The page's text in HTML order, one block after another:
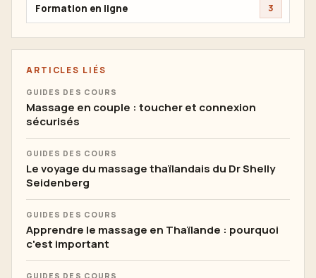
Formation en ligne 3
ARTICLES LIÉS
GUIDES DES COURS
Massage en couple : toucher et connexion
sécurisés
GUIDES DES COURS
Le voyage du massage thaïlandais du Dr Shelly
Seidenberg
GUIDES DES COURS
Apprendre le massage en Thaïlande : pourquoi
c'est important
GUIDES DES COURS